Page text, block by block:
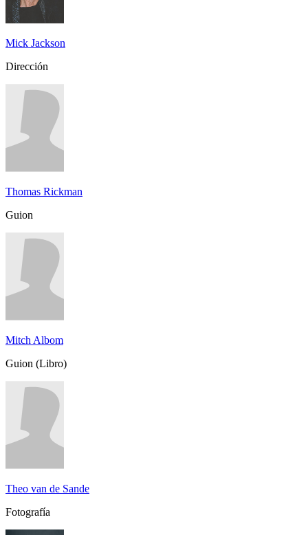
Mick Jackson
Dirección
Thomas Rickman
Guion
Mitch Albom
Guion (Libro)
Theo van de Sande
Fotografía